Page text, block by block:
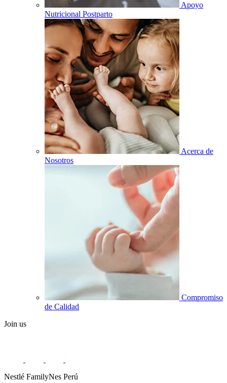
Apoyo
Nutricional Postparto
Acerca de
Nosotros
Compromiso
de Calidad
Join us
Nestlé FamilyNes Perú